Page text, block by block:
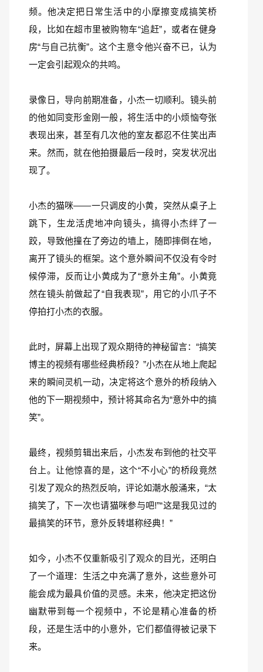
频。他决定把日常生活中的小摩擦变成搞笑桥
段，比如在超市里被购物车“追赶”，或者在健身
房“与自己抗衡”。这个主意令他兴奋不已，认为
一定会引起观众的共鸣。
录像日，导向前期准备，小杰一切顺利。镜头前
的他如同变形金刚一般，将生活中的小烦恼夸张
表现出来，甚至有几次他的室友都忍不住笑出声
来。然而，就在他拍摄最后一段时，突发状况出
现了。
小杰的猫咪——一只调皮的小黄，突然从桌子上
跳下，生龙活虎地冲向镜头，搞得小杰绊了一
跤，导致他撞在了旁边的墙上，随即摔倒在地，
离开了镜头的框架。这个意外瞬间不仅没有令时
候停滞，反而让小黄成为了“意外主角”。小黄竟
然在镜头前做起了“自我表现”，用它的小爪子不
停拍打小杰的衣服。
此时，屏幕上出现了观众期待的神秘留言：“搞笑
博主的视频有哪些经典桥段？”小杰在从地上爬起
来的瞬间灵机一动，决定将这个意外的桥段纳入
他的下一期视频中，预计将其命名为“意外中的搞
笑”。
最终，视频剪辑出来后，小杰发布到他的社交平
台上。让他惊喜的是，这个“不小心”的桥段竟然
引发了观众的热烈反响，评论如潮水般涌来，“太
搞笑了，下一次也请猫咪参与吧!”“这是我见过的
最搞笑的环节，意外反转堪称经典！”
如今，小杰不仅重新吸引了观众的目光，还明白
了一个道理：生活之中充满了意外，这些意外可
能会成为最具价值的灵感。未来，他决定把这份
幽默带到每一个视频中，不论是精心准备的桥
段，还是生活中的小意外，它们都值得被记录下
来。